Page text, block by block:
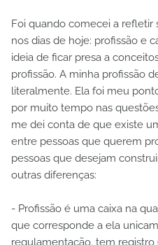
Foi quando comecei a
nos dias de hoje: profissão e
ideia de ficar presa a
profissão. A minha profissão
literalmente. Ela foi meu
por muito tempo nas
me dei conta de que existe
entre pessoas que querem
pessoas que desejam
outras diferenças:
- Profissão é uma caixa na
que corresponde a ela
regulamentação, tem